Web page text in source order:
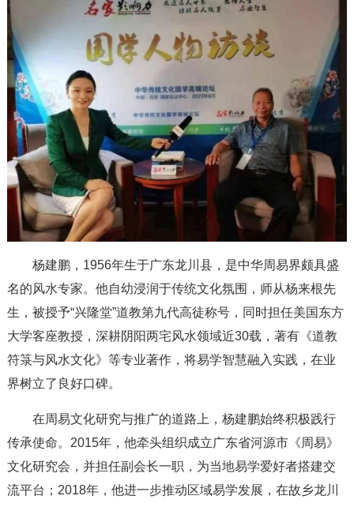
杨建鹏，1956年生于广东龙川县，是中华周易界颇具盛
名的风水专家。他自幼浸润于传统文化氛围，师从杨来根先
生，被授予“兴隆堂”道教第九代高徒称号，同时担任美国东方
大学客座教授，深耕阴阳两宅风水领域近30载，著有《道教
符箓与风水文化》等专业著作，将易学智慧融入实践，在业
界树立了良好口碑。
在周易文化研究与推广的道路上，杨建鹏始终积极践行
传承使命。2015年，他牵头组织成立广东省河源市《周易》
文化研究会，并担任副会长一职，为当地易学爱好者搭建交
流平台；2018年，他进一步推动区域易学发展，在故乡龙川